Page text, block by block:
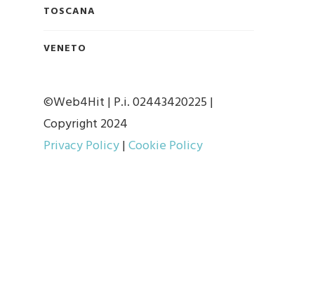
TOSCANA
VENETO
©Web4Hit | P.i. 02443420225 |
Copyright 2024
Privacy Policy|Cookie Policy